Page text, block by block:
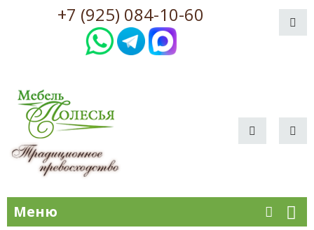
+7 (925) 084-10-60
Меню